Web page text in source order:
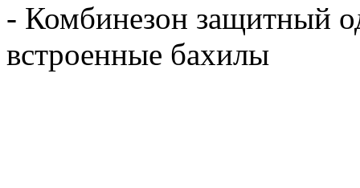
- Комбинезон защитный
встроенные бахилы